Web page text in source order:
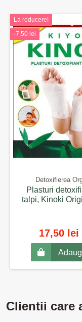
La reducere!
-7,50 lei
Detoxifierea
Plasturi
talpi, Kinoki
17,50 lei
Clientii care